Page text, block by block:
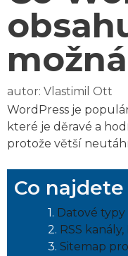
autor: Vlastimil Ott
WordPress je
které je děravé a
protože větší
Co
Datové
RSS
Sitemap